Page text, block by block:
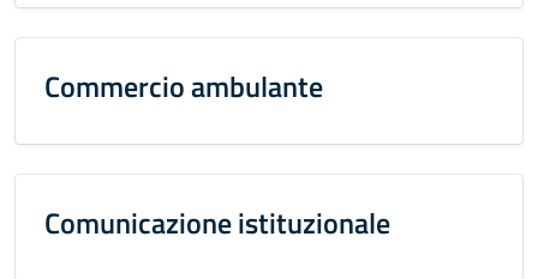
Commercio ambulante
Comunicazione istituzionale